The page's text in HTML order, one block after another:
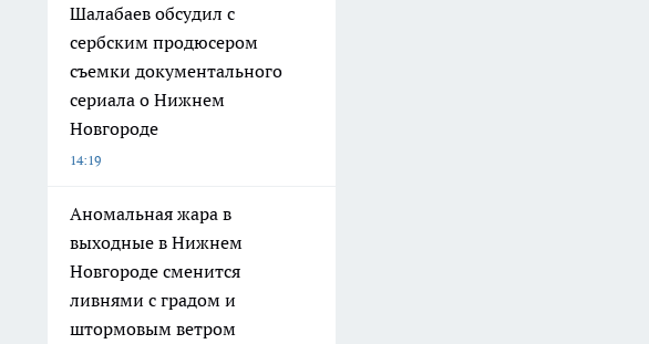
Шалабаев обсудил с
сербским продюсером
съемки документального
сериала о Нижнем
Новгороде
14:19
Аномальная жара в
выходные в Нижнем
Новгороде сменится
ливнями с градом и
штормовым ветром